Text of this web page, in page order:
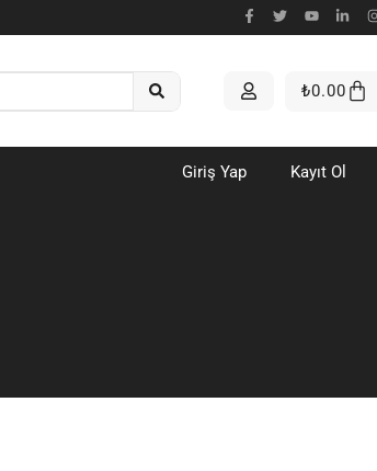
₺0.00
Giriş Yap Kayıt Ol